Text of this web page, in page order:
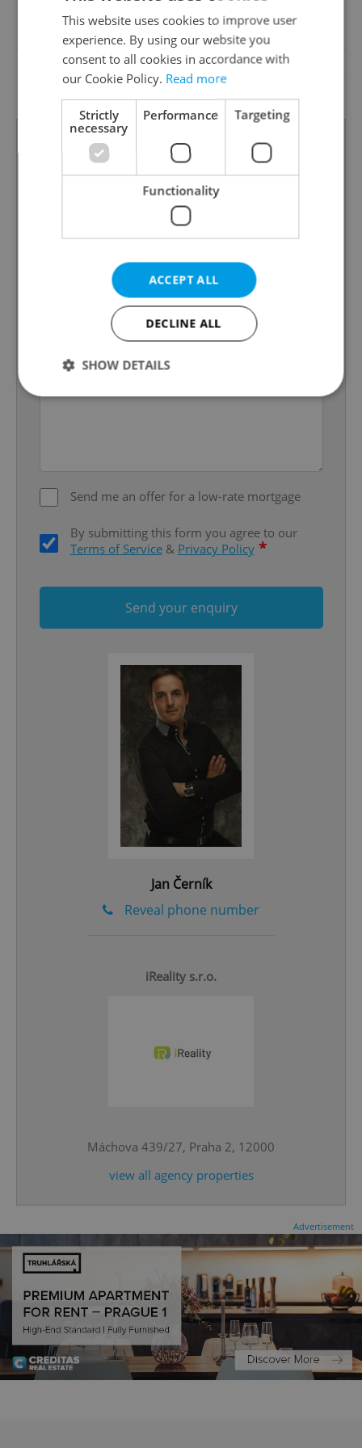
Garrets (attic spaces)
Transport
Bus, Road, Highway, Train
Low-energy
No
No. 78/2013 Coll.
Send me an offer for a low-rate mortgage
By submitting this form you agree to our
Terms of Service& Privacy Policy *
Send your enquiry
Jan Černík
Reveal phone number
iReality s.r.o.
Máchova 439/27, Praha 2, 12000
view all agency properties
Advertisement
This website uses cookies to improve user
experience. By using our website you
consent to all cookies in accordance with
our Cookie Policy. Read more
Strictly
necessary
Performance Targeting
Functionality
ACCEPT ALL
DECLINE ALL
SHOW DETAILS
functionality such as user login and account
management. The website cannot be used properly
Name
Provider
.expats.cz 1